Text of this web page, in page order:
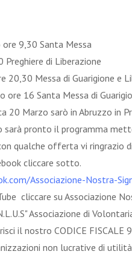
9,30 Santa Messa
di Liberazione
20,30 Messa di Guarigione e
ore 16 Santa Messa di
20 Marzo sarò in Abruzzo in
sarà pronto il programma
qualche offerta vi ringrazio
cliccare sotto.
Associazione-Nostra-
cliccare su Associazione
Associazione di
il nostro CODICE
non lucrative di